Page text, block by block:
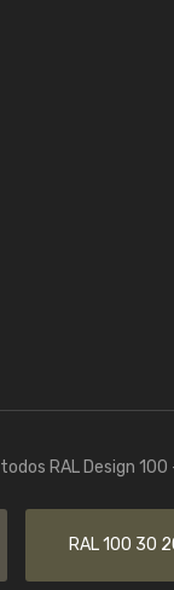
todos RAL Design 100
RAL 100 30